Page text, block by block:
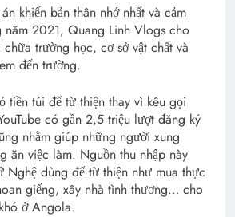
khiến bản thân nhớ nhất và cảm
năm 2021, Quang Linh Vlogs cho
trường học, cơ sở vật chất và
đến trường.
tiền túi để từ thiện thay vì kêu gọi
có gần 2,5 triệu lượt đăng ký
nhằm giúp những người xung
ăn việc làm. Nguồn thu nhập này
Nghệ dùng để từ thiện như mua thực
giếng, xây nhà tình thương… cho
ở Angola.